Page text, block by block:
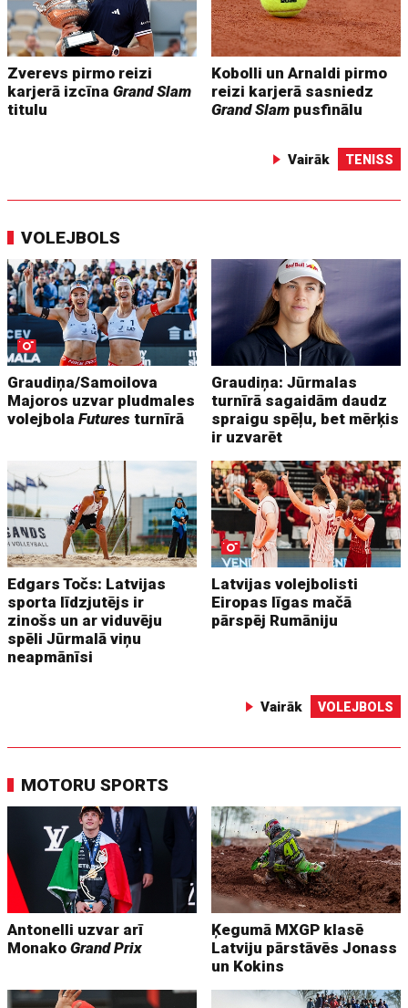
Zverevs pirmo reizi
karjerā izcīnaGrand Slam
titulu
Kobolli un Arnaldi pirmo
reizi karjerā sasniedz
Grand Slam pusfinālu
Vairāk TENISS
VOLEJBOLS
Graudiņa/Samoilova
Majoros uzvar pludmales
volejbolaFutures turnīrā
Graudiņa: Jūrmalas
turnīrā sagaidām daudz
spraigu spēļu, bet mērķis
ir uzvarēt
Edgars Točs: Latvijas
sporta līdzjutējs ir
zinošs un ar viduvēju
spēli Jūrmalā viņu
neapmānīsi
Latvijas volejbolisti
Eiropas līgas mačā
pārspēj Rumāniju
Vairāk VOLEJBOLS
MOTORU SPORTS
Antonelli uzvar arī
MonakoGrand Prix
Ķegumā MXGP klasē
Latviju pārstāvēs Jonass
un Kokins